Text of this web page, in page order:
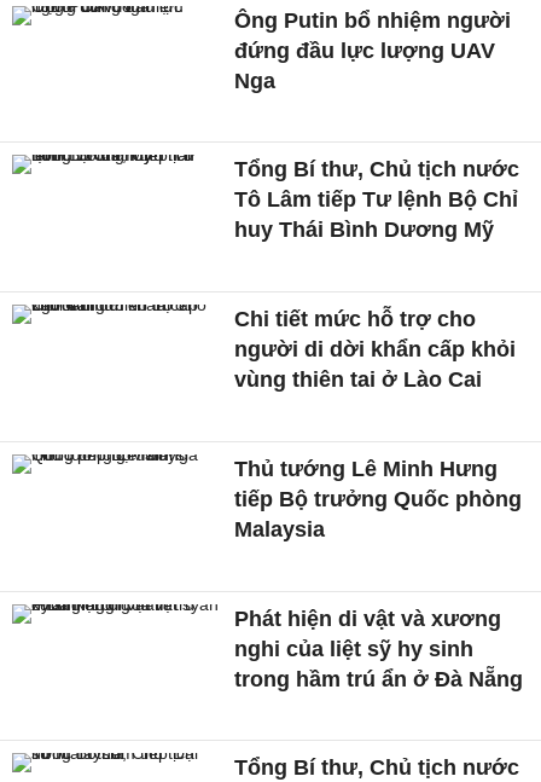
Ông Putin bổ nhiệm người
đứng đầu lực lượng UAV
Nga
Tổng Bí thư, Chủ tịch nước
Tô Lâm tiếp Tư lệnh Bộ Chỉ
huy Thái Bình Dương Mỹ
Chi tiết mức hỗ trợ cho
người di dời khẩn cấp khỏi
vùng thiên tai ở Lào Cai
Thủ tướng Lê Minh Hưng
tiếp Bộ trưởng Quốc phòng
Malaysia
Phát hiện di vật và xương
nghi của liệt sỹ hy sinh
trong hầm trú ẩn ở Đà Nẵng
Tổng Bí thư, Chủ tịch nước